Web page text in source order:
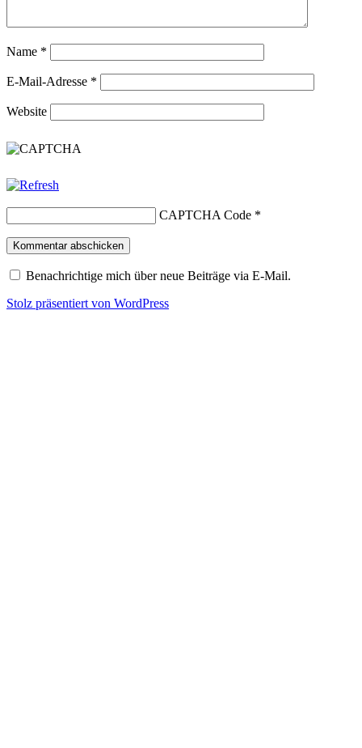
Name *
E-Mail-Adresse *
Website
CAPTCHA Code *
Benachrichtige mich über neue Beiträge via E-Mail.
Stolz präsentiert von WordPress